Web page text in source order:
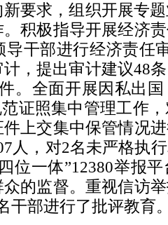
要求，组织开展专
积极指导开展经济
导干部进行经济责任
，提出审计建议48
。全面开展因私出
证照集中管理工作
上交集中保管情况
人，对2名未严格执
位一体”12380举报
的监督。重视信访
干部进行了批评教育